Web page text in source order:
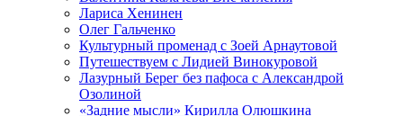
Лариса Хенинен
Олег Гальченко
Культурный променад с Зоей Арнаутовой
Путешествуем с Лидией Винокуровой
Лазурный Берег без пафоса с Александрой
Озолиной
«Задние мысли» Кирилла Олюшкина